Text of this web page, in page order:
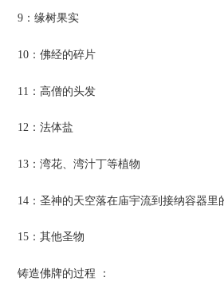
9：缘树果实
10：佛经的碎片
11：高僧的头发
12：法体盐
13：湾花、湾汁丁等植物
14：圣神的天空落在庙宇流到接纳容器里
15：其他圣物
铸造佛牌的过程 ：